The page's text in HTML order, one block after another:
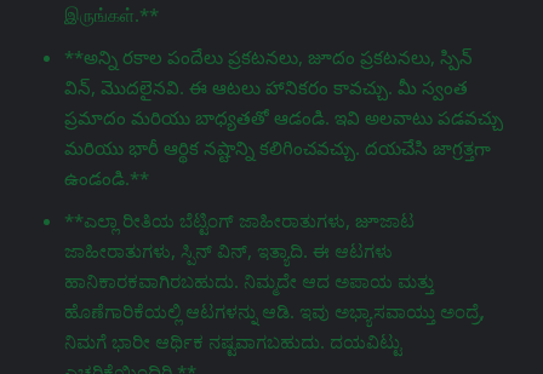
இருங்கள்.**
**అన్ని రకాల పందేలు ప్రకటనలు, జూదం ప్రకటనలు, స్పిన్
విన్, మొదలైనవి. ఈ ఆటలు హానికరం కావచ్చు. మీ స్వంత
ప్రమాదం మరియు బాధ్యతతో ఆడండి. ఇవి అలవాటు పడవచ్చు
మరియు భారీ ఆర్థిక నష్టాన్ని కలిగించవచ్చు. దయచేసి జాగ్రತ್ತగా
ఉండండి.**
**ಎಲ್ಲಾ ರೀತಿಯ ಬೆಟ್ಟಿಂಗ್ ಜಾಹೀರಾತುಗಳು, జూಜಾಟ
ಜಾಹೀರಾತುಗಳು, ಸ್ಪಿನ್ ವಿನ್, ಇತ್ಯಾದಿ. ಈ ಆಟಗಳು
ಹಾನಿಕಾರಕವಾಗಿರಬಹುದು. ನಿಮ್ಮದೇ ಆದ ಅಪಾಯ ಮತ್ತು
ಹೊಣೆಗಾರಿಕೆಯಲ್ಲಿ ಆಟಗಳನ್ನು ಆಡಿ. ಇವು ಅಭ್ಯಾಸವಾಯ್ತು ಅಂದ್ರೆ,
ನಿಮಗೆ ಭಾರೀ ಆರ್ಥಿಕ ನಷ್ಟವಾಗಬಹುದು. ದಯವಿಟ್ಟು